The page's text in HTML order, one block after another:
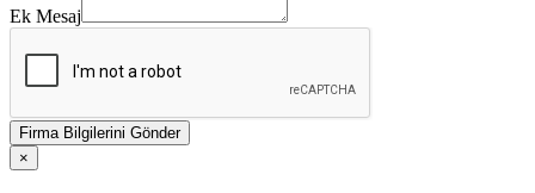
Ek Mesaj
Firma Bilgilerini Gönder
×